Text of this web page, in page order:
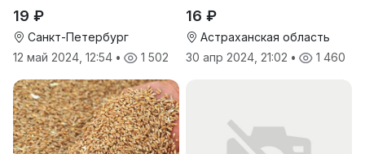
19 ₽
Санкт-Петербург
12 май 2024, 12:54 • 1 502
16 ₽
Астраханская область
30 апр 2024, 21:02 • 1 460